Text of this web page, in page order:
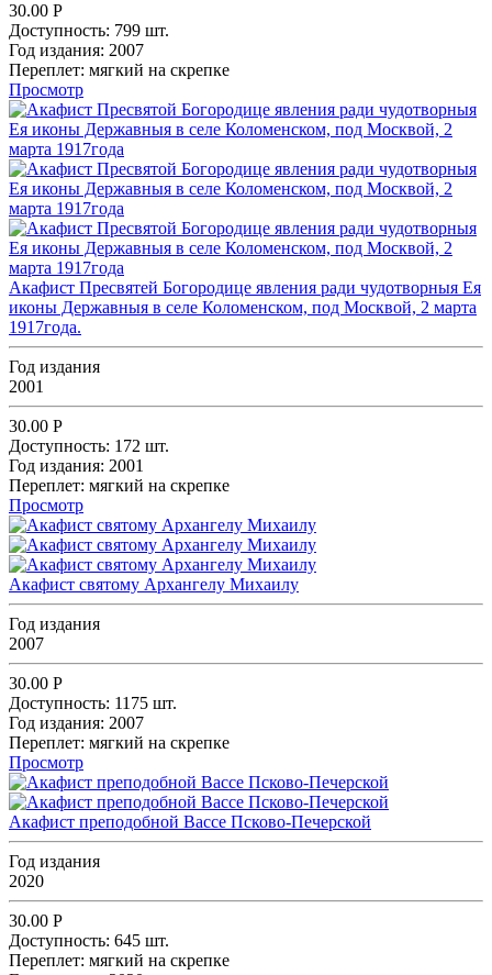
30.00 Р
Доступность: 799 шт.
Год издания: 2007
Переплет: мягкий на скрепке
Просмотр
Акафист Пресвятей Богородице явления ради чудотворныя Ея
иконы Державныя в селе Коломенском, под Москвой, 2 марта
1917года.
Год издания
2001
30.00 Р
Доступность: 172 шт.
Год издания: 2001
Переплет: мягкий на скрепке
Просмотр
Акафист святому Архангелу Михаилу
Год издания
2007
30.00 Р
Доступность: 1175 шт.
Год издания: 2007
Переплет: мягкий на скрепке
Просмотр
Акафист преподобной Вассе Псково-Печерской
Год издания
2020
30.00 Р
Доступность: 645 шт.
Переплет: мягкий на скрепке